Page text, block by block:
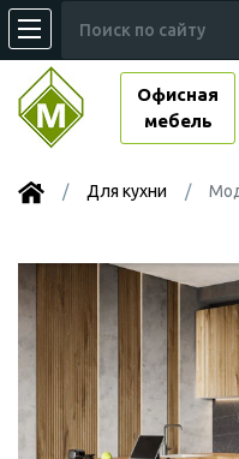
Офисная
мебель
Для кухни